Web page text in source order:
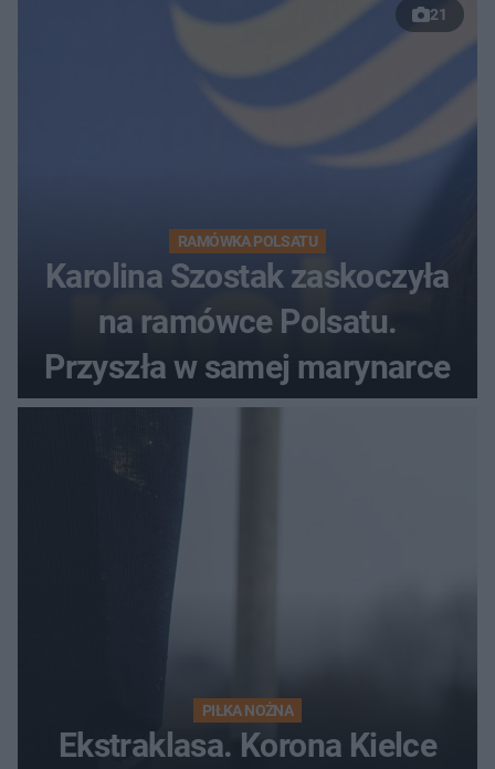
21
RAMÓWKA POLSATU
Karolina Szostak zaskoczyła
na ramówce Polsatu.
Przyszła w samej marynarce
PIŁKA NOŻNA
Ekstraklasa. Korona Kielce